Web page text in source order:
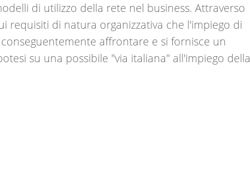
di utilizzo della rete nel business. Attraverso
requisiti di natura organizzativa che l'impiego di
affrontare e si fornisce un
su una possibile "via italiana" all'impiego della